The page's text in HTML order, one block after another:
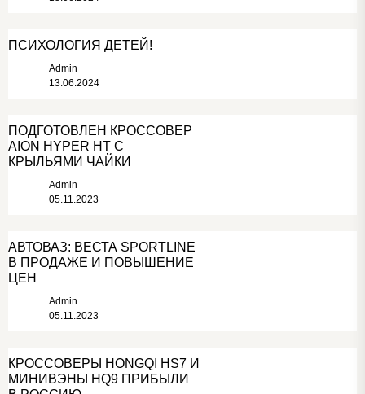
ПСИХОЛОГИЯ ДЕТЕЙ!
Admin
13.06.2024
ПОДГОТОВЛЕН КРОССОВЕР
AION HYPER HT С
КРЫЛЬЯМИ ЧАЙКИ
Admin
05.11.2023
АВТОВАЗ: ВЕСТА SPORTLINE
В ПРОДАЖЕ И ПОВЫШЕНИЕ
ЦЕН
Admin
05.11.2023
КРОССОВЕРЫ HONGQI HS7 И
МИНИВЭНЫ HQ9 ПРИБЫЛИ